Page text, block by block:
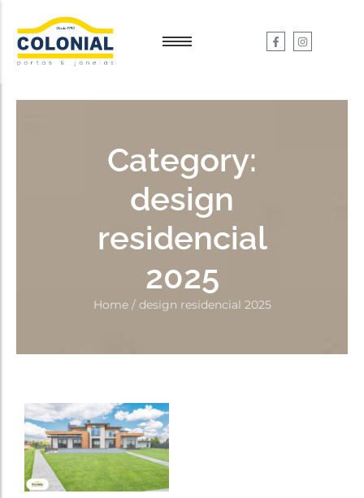
Category:
design
residencial
2025
Home / design residencial 2025